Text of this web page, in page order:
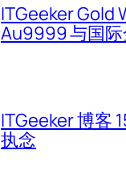
ITGeeker Gold
Au9999 与国
ITGeeker 博客
执念